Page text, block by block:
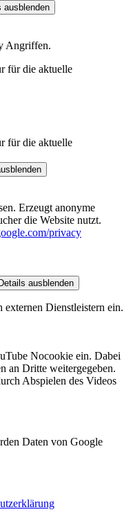
ausblenden
Angriffen.
für die aktuelle
für die aktuelle
Erzeugt anonyme
die Website nutzt.
privacy
Details ausblenden
Dienstleistern ein.
Nocookie ein. Dabei
an Dritte weitergegeben.
Abspielen des Videos
Daten von Google